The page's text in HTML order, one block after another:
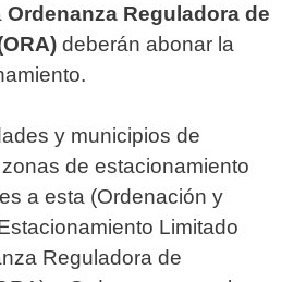
Ordenanza Reguladora de
deberán abonar la
y municipios de
de estacionamiento
a esta (Ordenación y
Limitado
Reguladora de